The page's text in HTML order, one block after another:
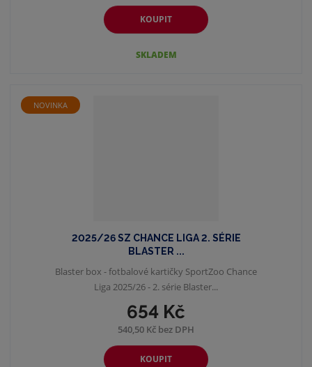
KOUPIT
SKLADEM
NOVINKA
2025/26 SZ CHANCE LIGA 2. SÉRIE
BLASTER ...
654 Kč
540,50 Kč bez DPH
KOUPIT
Blaster box - fotbalové kartičky SportZoo Chance
Liga 2025/26 - 2. série Blaster...